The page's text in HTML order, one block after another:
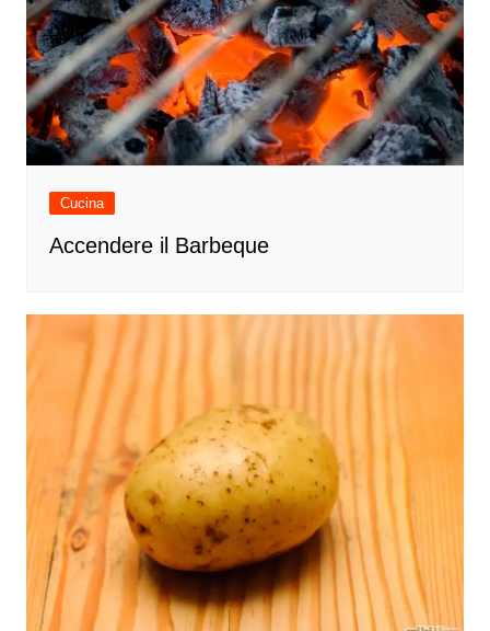
Cucina
Accendere il Barbeque